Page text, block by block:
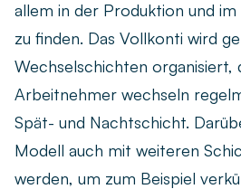
allem in der Produktion und im
zu finden. Das Vollkonti wird
Wechselschichten organisiert,
Arbeitnehmer wechseln
Spät- und Nachtschicht.
Modell auch mit weiteren
werden, um zum Beispiel